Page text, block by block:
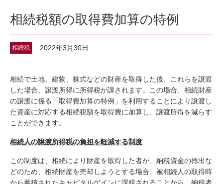
相続税額の取得費加算の特例
相続税 2022年3月30日
相続で土地、建物、株式などの財産を取得した後、これらを譲渡
した場合、譲渡所得に所得税が課されます。この場合、相続財産
の譲渡に係る「取得費加算の特例」を利用することにより譲渡し
た資産に対応する相続税額を取得費に加算し、譲渡所得を減らす
ことができます。
相続人の譲渡所得税の負担を軽減する制度
この制度は、相続により財産を取得した者が、納税資金の捻出な
どのため、相続財産を売却しようとする場合、被相続人の取得時